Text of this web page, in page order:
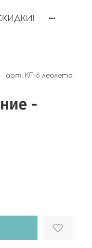
арт. KF-6 леолето
-